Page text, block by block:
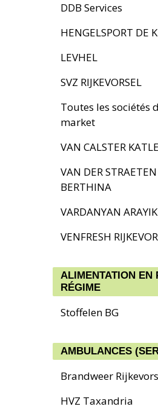
DDB Services
HENGELSPORT DE
LEVHEL
SVZ RIJKEVORSEL
Toutes les sociétés
market
VAN CALSTER
VAN DER
BERTHINA
VARDANYAN ARAYIK
VENFRESH
ALIMENTATION EN
RÉGIME
Stoffelen BG
AMBULANCES
Brandweer
HVZ Taxandria